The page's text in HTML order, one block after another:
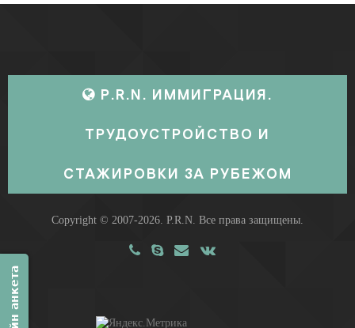
P.R.N. ИММИГРАЦИЯ.
ТРУДОУСТРОЙСТВО И
СТАЖИРОВКИ ЗА РУБЕЖОМ
Copyright © 2007-2026. P.R.N. Все права защищены.